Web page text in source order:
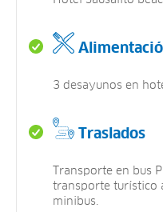
3 desayunos en
Traslados
Transporte en bus
transporte turístico
minibus.